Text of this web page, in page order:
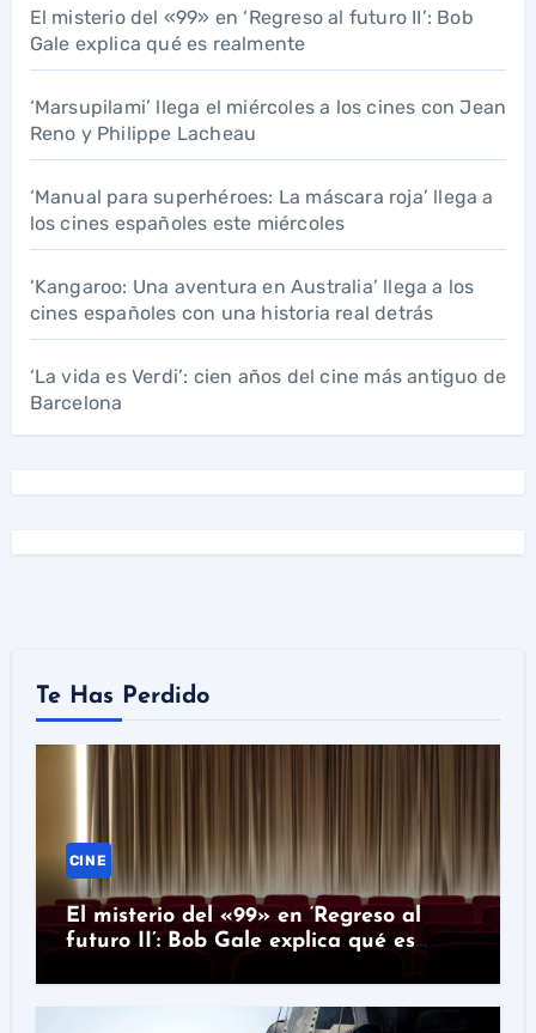
El misterio del «99» en ‘Regreso al futuro II’: Bob
Gale explica qué es realmente
‘Marsupilami’ llega el miércoles a los cines con Jean
Reno y Philippe Lacheau
‘Manual para superhéroes: La máscara roja’ llega a
los cines españoles este miércoles
‘Kangaroo: Una aventura en Australia’ llega a los
cines españoles con una historia real detrás
‘La vida es Verdi’: cien años del cine más antiguo de
Barcelona
Te Has Perdido
CINE
El misterio del «99» en ‘Regreso al
futuro II’: Bob Gale explica qué es